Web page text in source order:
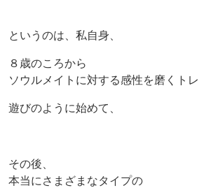
というのは、私自身、
８歳のころから
ソウルメイトに対する感性を磨くト
遊びのように始めて、
その後、
本当にさまざまなタイプの